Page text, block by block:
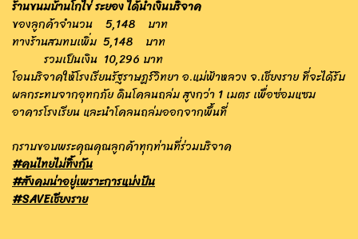
ร้านขนมบ้านโกไข่ ระยอง ได้นำเงินบริจาค
ของลูกค้าจำนวน 5,148 บาท
ทางร้านสมทบเพิ่ม 5,148 บาท
รวมเป็นเงิน 10,296 บาท
โอนบริจาคให้โรงเรียนรัฐราษฎร์วิทยา อ.แม่ฟ้าหลวง จ.เชียงรายที่จะได้รับ
ผลกระทบจากอุทกภัย ดินโคลนถล่ม สูงกว่า 1 เมตรเพื่อซ่อมแซม
อาคารโรงเรียน และนำโคลนถล่มออกจากพื้นที่
กราบขอบพระคุณคุณลูกค้าทุกท่านที่ร่วมบริจาค
#คนไทยไม่ทิ้งกัน
#สังคมน่าอยู่เพราะการแบ่งปัน
#SAVEเชียงราย